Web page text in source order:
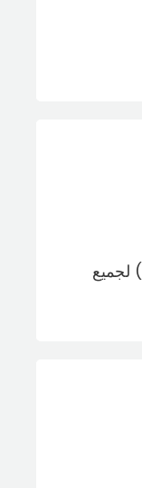
اتفاقيات مستوى الخدمة (SLA) لجميع